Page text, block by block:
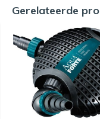
Gerelateerde